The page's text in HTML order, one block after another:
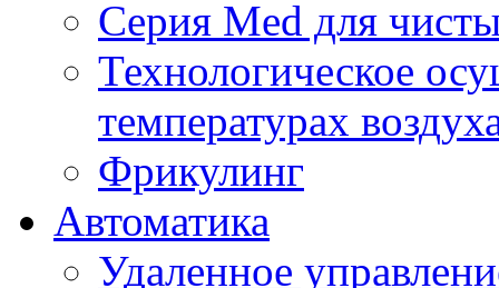
Серия Med для
Технологическое
температурах
Фрикулинг
Автоматика
Удаленное